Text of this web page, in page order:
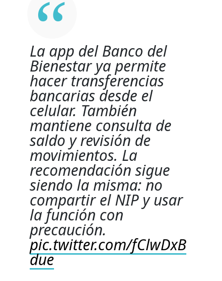
La app del Banco del
Bienestar ya permite
hacer transferencias
bancarias desde el
celular. También
mantiene consulta de
saldo y revisión de
movimientos. La
recomendación sigue
siendo la misma: no
compartir el NIP y usar
la función con
precaución.
pic.twitter.com/fClwDxB
due